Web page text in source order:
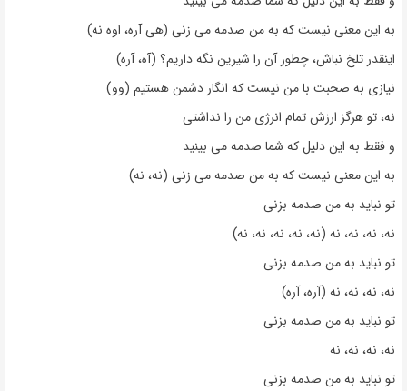
به این معنی نیست که به من صدمه می زنی (هی آره، اوه نه)
اینقدر تلخ نباش، چطور آن را شیرین نگه داریم؟ (آه، آره)
نیازی به صحبت با من نیست که انگار دشمن هستیم (وو)
نه، تو هرگز ارزش تمام انرژی من را نداشتی
و فقط به این دلیل که شما صدمه می بینید
به این معنی نیست که به من صدمه می زنی (نه، نه)
تو نباید به من صدمه بزنی
نه، نه، نه، نه (نه، نه، نه، نه، نه)
تو نباید به من صدمه بزنی
نه، نه، نه، نه (آره، آره)
تو نباید به من صدمه بزنی
نه، نه، نه، نه
تو نباید به من صدمه بزنی